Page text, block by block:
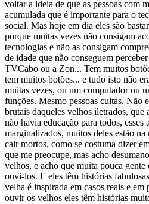
voltar a ideia de que as pessoas com
acumulada que é importante para o
social. Mas hoje em dia eles são
porque muitas vezes não consigam
tecnologias e não as consigam
de idade que não conseguem
TVCabo ou a Zon... Tem muitos
tem muitos botões... e tudo isto não
muitas vezes, ou um computador ou
funções. Mesmo pessoas cultas. Não
brutais daqueles velhos iletrados, que
não havia educação para todos, esses
marginalizados, muitos deles estão
cair mortos, como se costuma dizer
que me preocupe, mas acho
velhos, e acho que muita pouca gente
ouvi-los. E eles têm histórias
velha é inspirada em casos reais e em
ouvir os velhos eles têm histórias